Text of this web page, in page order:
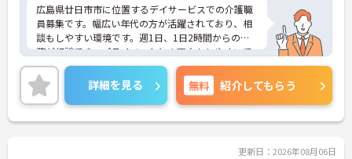
広島県廿日市市に位置するデイサービスでの介護職
員募集です。幅広い年代の方が活躍されており、相
談もしやすい環境です。週1日、1日2時間からの勤
務が相談でき、プライベートとの両立もしやすいで
す。介護系の資格がない方もチャレンジいただけま
す。ご興味のある方には、面接対策ポイントなど、
さらに詳細をお話しいたしますので、お気軽にご相
談ください。
詳細を見る 無料 紹介してもらう
更新日：2026年08月06日